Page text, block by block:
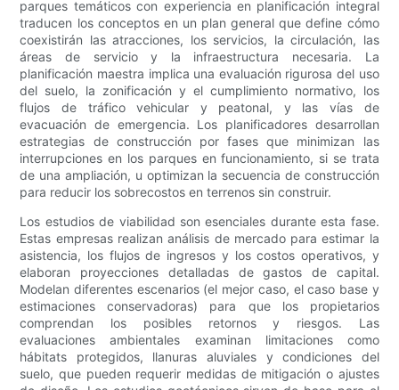
parques temáticos con experiencia en planificación integral
traducen los conceptos en un plan general que define cómo
coexistirán las atracciones, los servicios, la circulación, las
áreas de servicio y la infraestructura necesaria. La
planificación maestra implica una evaluación rigurosa del uso
del suelo, la zonificación y el cumplimiento normativo, los
flujos de tráfico vehicular y peatonal, y las vías de
evacuación de emergencia. Los planificadores desarrollan
estrategias de construcción por fases que minimizan las
interrupciones en los parques en funcionamiento, si se trata
de una ampliación, u optimizan la secuencia de construcción
para reducir los sobrecostos en terrenos sin construir.
Los estudios de viabilidad son esenciales durante esta fase.
Estas empresas realizan análisis de mercado para estimar la
asistencia, los flujos de ingresos y los costos operativos, y
elaboran proyecciones detalladas de gastos de capital.
Modelan diferentes escenarios (el mejor caso, el caso base y
estimaciones conservadoras) para que los propietarios
comprendan los posibles retornos y riesgos. Las
evaluaciones ambientales examinan limitaciones como
hábitats protegidos, llanuras aluviales y condiciones del
suelo, que pueden requerir medidas de mitigación o ajustes